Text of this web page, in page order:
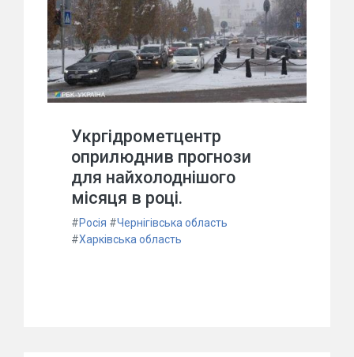
Укргідрометцентр
оприлюднив прогнози
для найхолоднішого
місяця в році.
#Росія #Чернігівська область
#Харківська область